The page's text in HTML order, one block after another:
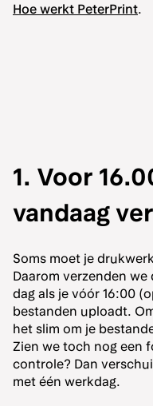
Hoe werkt PeterPrint.
1. Voor
vandaag
Soms moet je
Daarom verzenden
dag als je vóór 16:00
bestanden uploadt.
het slim om je
Zien we toch nog een
controle? Dan
met één werkdag.